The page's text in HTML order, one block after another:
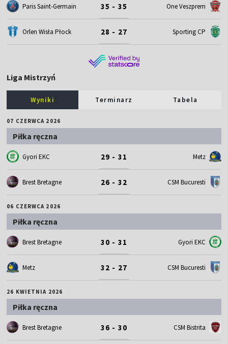
Paris Saint-Germain 35 - 35 One Veszprem
Orlen Wisła Płock 28 - 27 Sporting CP
Liga Mistrzyń
Wyniki Terminarz Tabela
07 CZERWCA 2026
Piłka ręczna
Gyori EKC 29 - 31 Metz
Brest Bretagne 26 - 32 CSM Bucuresti
06 CZERWCA 2026
Piłka ręczna
Brest Bretagne 30 - 31 Gyori EKC
Metz 32 - 27 CSM Bucuresti
26 KWIETNIA 2026
Piłka ręczna
Brest Bretagne 36 - 30 CSM Bistrita